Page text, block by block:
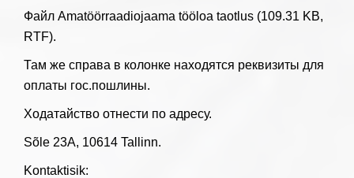
Файл Amatöörraadiojaama tööloa taotlus (109.31 KB,
RTF).
Там же справа в колонке находятся реквизиты для
оплаты гос.пошлины.
Ходатайство отнести по адресу.
Sõle 23A, 10614 Tallinn.
Kontaktisik: